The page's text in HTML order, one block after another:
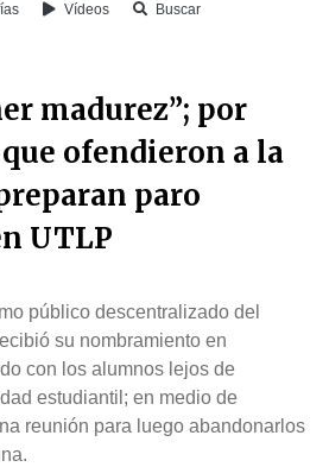
Vídeos Buscar
madurez”; por
ofendieron a la
paro
UTLP
público descentralizado del
su nombramiento en
con los alumnos lejos de
estudiantil; en medio de
reunión para luego abandonarlos